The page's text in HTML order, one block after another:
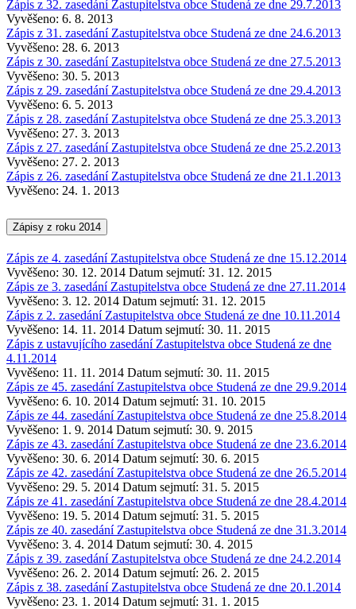
Zápis z 32. zasedání Zastupitelstva obce Studená ze dne 29.7.2013
Vyvěšeno: 6. 8. 2013
Zápis z 31. zasedání Zastupitelstva obce Studená ze dne 24.6.2013
Vyvěšeno: 28. 6. 2013
Zápis z 30. zasedání Zastupitelstva obce Studená ze dne 27.5.2013
Vyvěšeno: 30. 5. 2013
Zápis z 29. zasedání Zastupitelstva obce Studená ze dne 29.4.2013
Vyvěšeno: 6. 5. 2013
Zápis z 28. zasedání Zastupitelstva obce Studená ze dne 25.3.2013
Vyvěšeno: 27. 3. 2013
Zápis z 27. zasedání Zastupitelstva obce Studená ze dne 25.2.2013
Vyvěšeno: 27. 2. 2013
Zápis z 26. zasedání Zastupitelstva obce Studená ze dne 21.1.2013
Vyvěšeno: 24. 1. 2013
Zápisy z roku 2014
Zápis ze 4. zasedání Zastupitelstva obce Studená ze dne 15.12.2014
Vyvěšeno: 30. 12. 2014 Datum sejmutí: 31. 12. 2015
Zápis ze 3. zasedání Zastupitelstva obce Studená ze dne 27.11.2014
Vyvěšeno: 3. 12. 2014 Datum sejmutí: 31. 12. 2015
Zápis z 2. zasedání Zastupitelstva obce Studená ze dne 10.11.2014
Vyvěšeno: 14. 11. 2014 Datum sejmutí: 30. 11. 2015
Zápis z ustavujícího zasedání Zastupitelstva obce Studená ze dne
4.11.2014
Vyvěšeno: 11. 11. 2014 Datum sejmutí: 30. 11. 2015
Zápis ze 45. zasedání Zastupitelstva obce Studená ze dne 29.9.2014
Vyvěšeno: 6. 10. 2014 Datum sejmutí: 31. 10. 2015
Zápis ze 44. zasedání Zastupitelstva obce Studená ze dne 25.8.2014
Vyvěšeno: 1. 9. 2014 Datum sejmutí: 30. 9. 2015
Zápis ze 43. zasedání Zastupitelstva obce Studená ze dne 23.6.2014
Vyvěšeno: 30. 6. 2014 Datum sejmutí: 30. 6. 2015
Zápis ze 42. zasedání Zastupitelstva obce Studená ze dne 26.5.2014
Vyvěšeno: 29. 5. 2014 Datum sejmutí: 31. 5. 2015
Zápis ze 41. zasedání Zastupitelstva obce Studená ze dne 28.4.2014
Vyvěšeno: 19. 5. 2014 Datum sejmutí: 31. 5. 2015
Zápis ze 40. zasedání Zastupitelstva obce Studená ze dne 31.3.2014
Vyvěšeno: 3. 4. 2014 Datum sejmutí: 30. 4. 2015
Zápis z 39. zasedání Zastupitelstva obce Studená ze dne 24.2.2014
Vyvěšeno: 26. 2. 2014 Datum sejmutí: 26. 2. 2015
Zápis z 38. zasedání Zastupitelstva obce Studená ze dne 20.1.2014
Vyvěšeno: 23. 1. 2014 Datum sejmutí: 31. 1. 2015